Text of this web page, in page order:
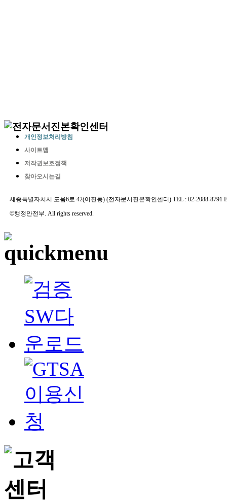
개인정보처리방침
사이트맵
저작권보호정책
찾아오시는길
세종특별자치시 도움6로 42(어진동) (전자문서진본확인센터) TEL : 02-2088-8791
©행정안전부. All rights reserved.